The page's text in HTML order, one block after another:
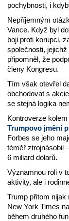
pochybnosti, i
Nepříjemným
Vance. Když byl
boji proti korupci,
společnosti,
připomněl, že
členy Kongresu.
Tím však otevřel
obchodovat s
se stejná logika
Kontroverze
Trumpovo jmění
Forbes se jeho
téměř ztrojnásobil
6 miliard dolarů.
Významnou roli v
aktivity, ale i
Trump přitom
New York Times
během druhého